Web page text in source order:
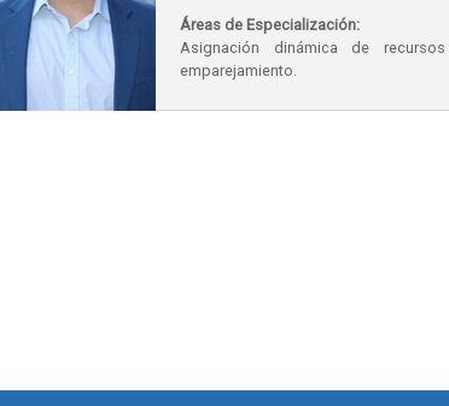
Áreas de Especialización:
Asignación dinámica de
emparejamiento.